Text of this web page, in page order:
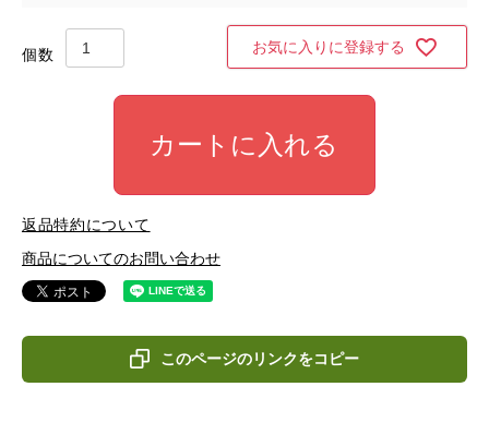
お気に入りに登録する
カートに入れる
返品特約について
商品についてのお問い合わせ
このページのリンクをコピー